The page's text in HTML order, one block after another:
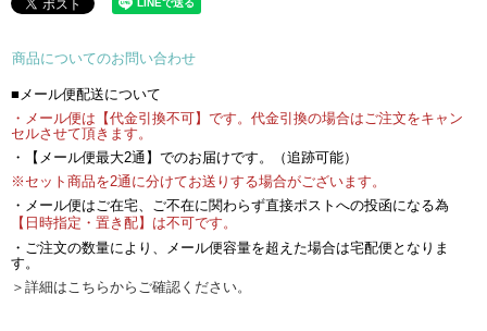
商品についてのお問い合わせ
■メール便配送について
・メール便は【代金引換不可】です。代金引換の場合はご注文をキャン
セルさせて頂きます。
・【メール便最大2通】でのお届けです。（追跡可能）
※セット商品を2通に分けてお送りする場合がございます。
・メール便はご在宅、ご不在に関わらず直接ポストへの投函になる為
【日時指定・置き配】は不可です。
・ご注文の数量により、メール便容量を超えた場合は宅配便となりま
す。
＞詳細はこちらからご確認ください。